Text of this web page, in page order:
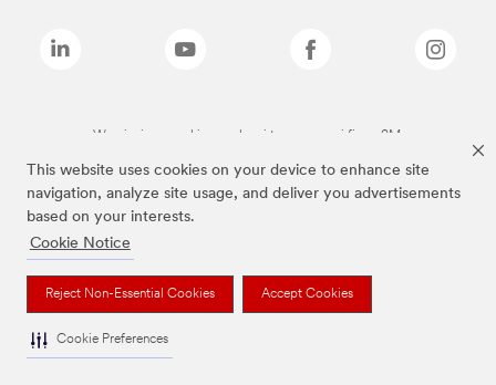
This website uses cookies on your device to enhance site
navigation, analyze site usage, and deliver you advertisements
based on your interests.
Cookie Notice
Reject Non-Essential Cookies Accept Cookies
Cookie Preferences
Wymienione marki są znakami towarowymi firmy 3M.